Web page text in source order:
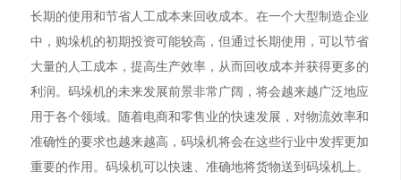
长期的使用和节省人工成本来回收成本。在一个大型制造企业
中，购垛机的初期投资可能较高，但通过长期使用，可以节省
大量的人工成本，提高生产效率，从而回收成本并获得更多的
利润。码垛机的未来发展前景非常广阔，将会越来越广泛地应
用于各个领域。随着电商和零售业的快速发展，对物流效率和
准确性的要求也越来越高，码垛机将会在这些行业中发挥更加
重要的作用。码垛机可以快速、准确地将货物送到码垛机上。